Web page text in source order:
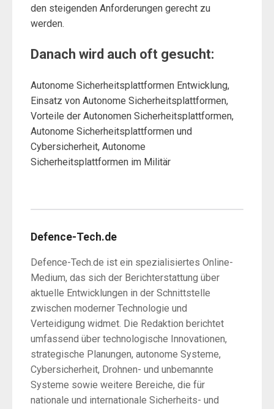
den steigenden Anforderungen gerecht zu
werden.
Danach wird auch oft gesucht:
Autonome Sicherheitsplattformen Entwicklung,
Einsatz von Autonome Sicherheitsplattformen,
Vorteile der Autonomen Sicherheitsplattformen,
Autonome Sicherheitsplattformen und
Cybersicherheit, Autonome
Sicherheitsplattformen im Militär
Defence-Tech.de
Defence-Tech.de ist ein spezialisiertes Online-
Medium, das sich der Berichterstattung über
aktuelle Entwicklungen in der Schnittstelle
zwischen moderner Technologie und
Verteidigung widmet. Die Redaktion berichtet
umfassend über technologische Innovationen,
strategische Planungen, autonome Systeme,
Cybersicherheit, Drohnen- und unbemannte
Systeme sowie weitere Bereiche, die für
nationale und internationale Sicherheits- und